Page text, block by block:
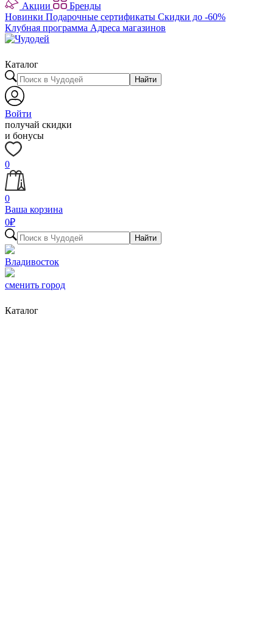
Акции
Бренды
Новинки Подарочные сертификаты Скидки до -60%
Клубная программа Адреса магазинов
Каталог
Найти
Войти
получай скидки
и бонусы
0
0
Ваша корзина
0₽
Найти
Владивосток
сменить город
Каталог